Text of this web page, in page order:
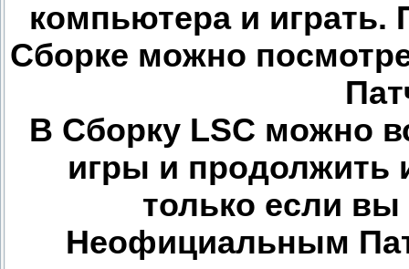
компьютера и
Сборке можно
В Сборку LSC можно
игры и продолжить
только если
Неофициальным